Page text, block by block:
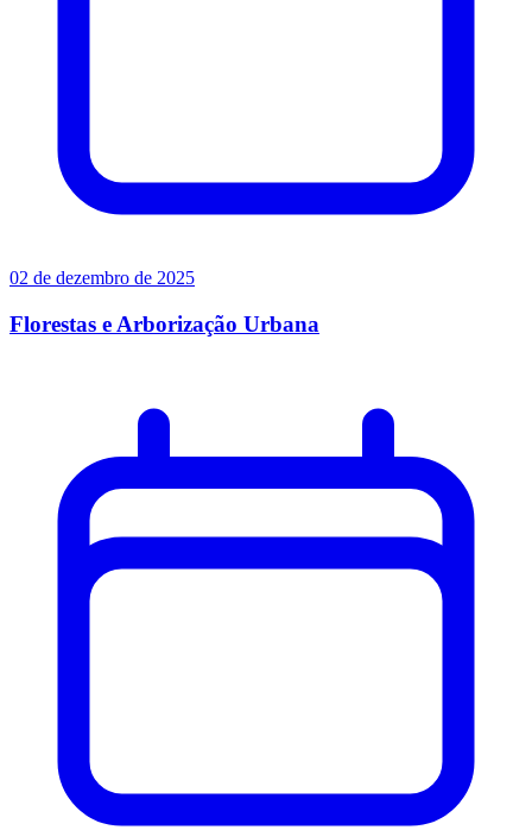
02 de dezembro de 2025
Florestas e Arborização Urbana